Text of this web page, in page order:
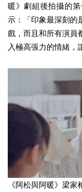
暖》劇組後拍攝的
示：「印象最深刻的
戲，而且和所有演員
入極高張力的情緒，
《阿松與阿暖》梁